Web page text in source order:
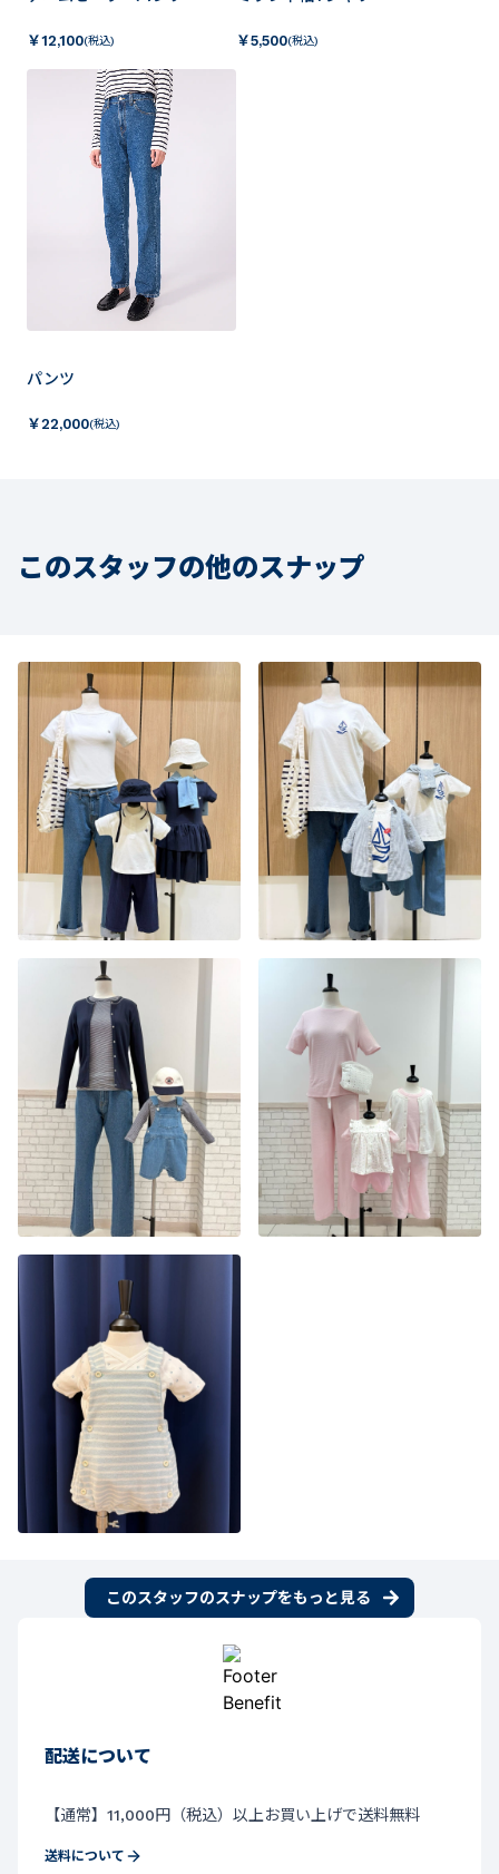
￥12,100(税込) ￥5,500(税込)
パンツ
￥22,000(税込)
このスタッフの他のスナップ
このスタッフのスナップをもっと見る
配送について
【通常】11,000円（税込）以上お買い上げで送料無料
送料について